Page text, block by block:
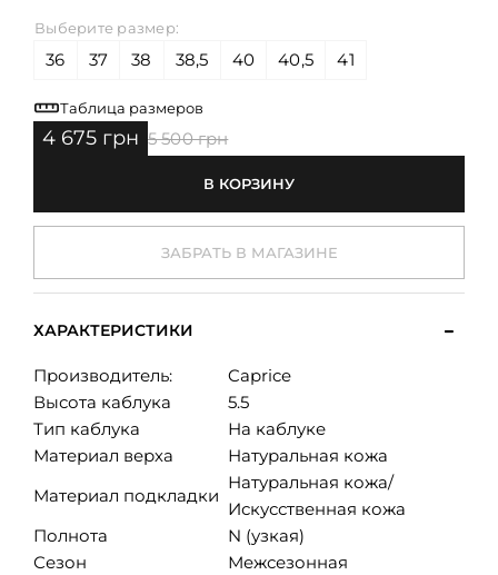
Выберите размер:
36 37 38 38,5 40 40,5 41
Таблица размеров
4 675 грн 5 500 грн
В КОРЗИНУ
ЗАБРАТЬ В МАГАЗИНЕ
ХАРАКТЕРИСТИКИ
Производитель:
Caprice
Высота каблука
5.5
Тип каблука
На каблуке
Материал верха
Натуральная кожа
Материал подкладки
Натуральная кожа/
Искусственная кожа
Полнота
N (узкая)
Сезон
Межсезонная